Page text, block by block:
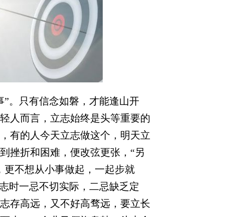
只有信念如磐，才能逢山开
人而言，立志始终是头等重要的
有的人今天立志做这个，明天立
挫折和困难，便改弦更张，“另
更不想从小事做起，一起步就
时一忌不切实际，二忌缺乏定
存高远，又不好高骛远，要立长